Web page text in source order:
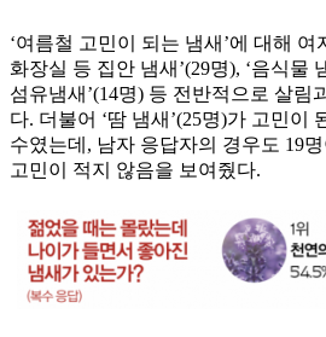
‘여름철 고민이 되는 냄새’에 대해 여
화장실 등 집안 냄새’(29명), ‘음식물
섬유냄새’(14명) 등 전반적으로 살림
다. 더불어 ‘땀 냄새’(25명)가 고민이
수였는데, 남자 응답자의 경우도 19
고민이 적지 않음을 보여줬다.